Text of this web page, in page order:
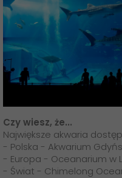
Czy wiesz, że...
Największe akwaria
- Polska - Akwarium
- Europa - Oceanarium w
- Świat - Chimelong